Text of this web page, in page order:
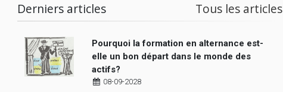
Derniers articles Tous les articles
Pourquoi la formation en alternance est-
elle un bon départ dans le monde des
actifs?
08-09-2028